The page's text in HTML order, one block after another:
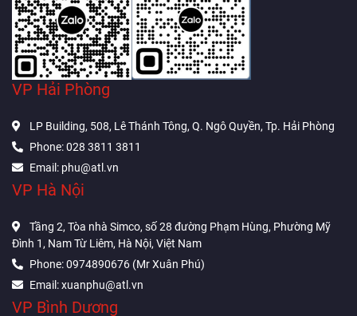
VP Hải Phòng
LP Building, 508, Lê Thánh Tông, Q. Ngô Quyền, Tp. Hải Phòng
Phone: 028 3811 3811
Email: phu@atl.vn
VP Hà Nội
Tầng 2, Tòa nhà Simco, số 28 đường Phạm Hùng, Phường Mỹ
Đình 1, Nam Từ Liêm, Hà Nội, Việt Nam
Phone: 0974890676 (Mr Xuân Phú)
Email: xuanphu@atl.vn
VP Bình Dương